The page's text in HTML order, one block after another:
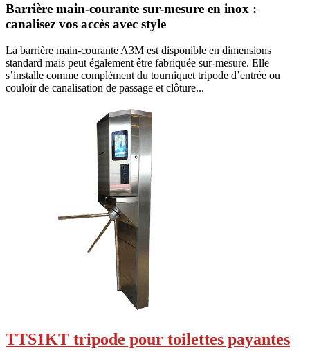
Barrière main-courante sur-mesure en inox :
canalisez vos accès avec style
La barrière main-courante A3M est disponible en dimensions
standard mais peut également être fabriquée sur-mesure. Elle
s’installe comme complément du tourniquet tripode d’entrée ou
couloir de canalisation de passage et clôture...
TTS1KT tripode pour toilettes payantes